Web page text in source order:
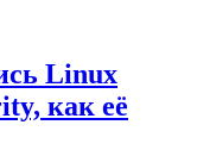
Linux
как её